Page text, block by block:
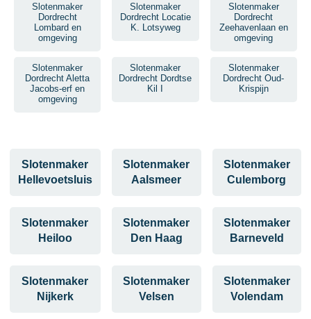
Slotenmaker
Dordrecht
Lombard en
omgeving
Slotenmaker
Dordrecht Locatie
K. Lotsyweg
Slotenmaker
Dordrecht
Zeehavenlaan en
omgeving
Slotenmaker
Dordrecht Aletta
Jacobs-erf en
omgeving
Slotenmaker
Dordrecht Dordtse
Kil I
Slotenmaker
Dordrecht Oud-
Krispijn
Slotenmaker
Hellevoetsluis
Slotenmaker
Aalsmeer
Slotenmaker
Culemborg
Slotenmaker
Heiloo
Slotenmaker
Den Haag
Slotenmaker
Barneveld
Slotenmaker
Nijkerk
Slotenmaker
Velsen
Slotenmaker
Volendam